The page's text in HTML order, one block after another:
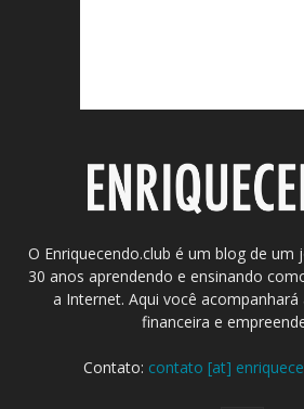
O Enriquecendo.club é um blog de um
30 anos aprendendo e ensinando
a Internet. Aqui você
financeira e
Contato: contato [at]